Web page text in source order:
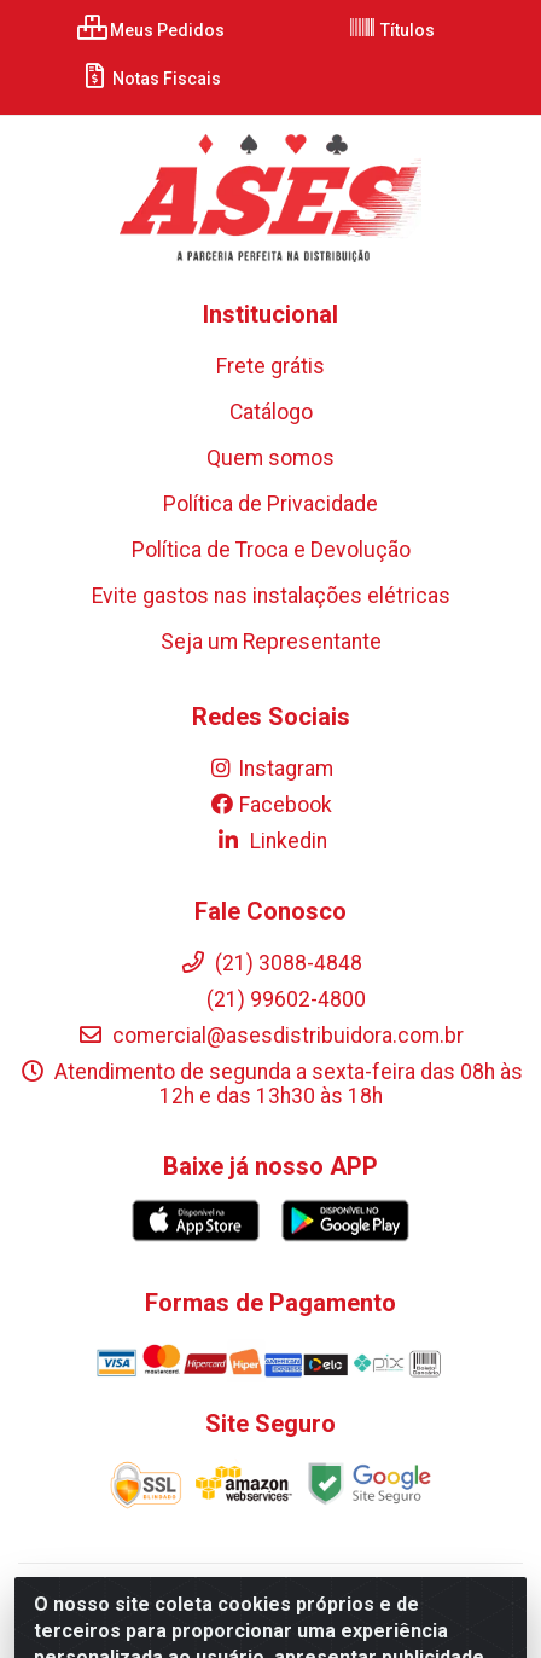
O nosso site coleta cookies próprios e de
terceiros para proporcionar uma experiência
Meus Pedidos Títulos
Notas Fiscais
Institucional
Frete grátis
Catálogo
Quem somos
Política de Privacidade
Política de Troca e Devolução
Evite gastos nas instalações elétricas
Seja um Representante
Redes Sociais
Instagram
Facebook
Linkedin
Fale Conosco
(21) 3088-4848
(21) 99602-4800
comercial@asesdistribuidora.com.br
Atendimento de segunda a sexta-feira das 08h às
12h e das 13h30 às 18h
Baixe já nosso APP
Formas de Pagamento
Site Seguro
V. C. Ferragens LTDA - Rua do Matoso, 132 - Praça da
Bandeira, Rio de Janeiro/ RJ - CEP 20.270-135 - CNPJ
12.324.723/0001-25